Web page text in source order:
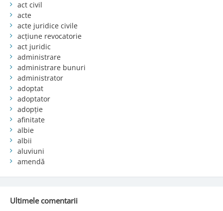
act civil
acte
acte juridice civile
acțiune revocatorie
act juridic
administrare
administrare bunuri
administrator
adoptat
adoptator
adopție
afinitate
albie
albii
aluviuni
amendă
Ultimele comentarii